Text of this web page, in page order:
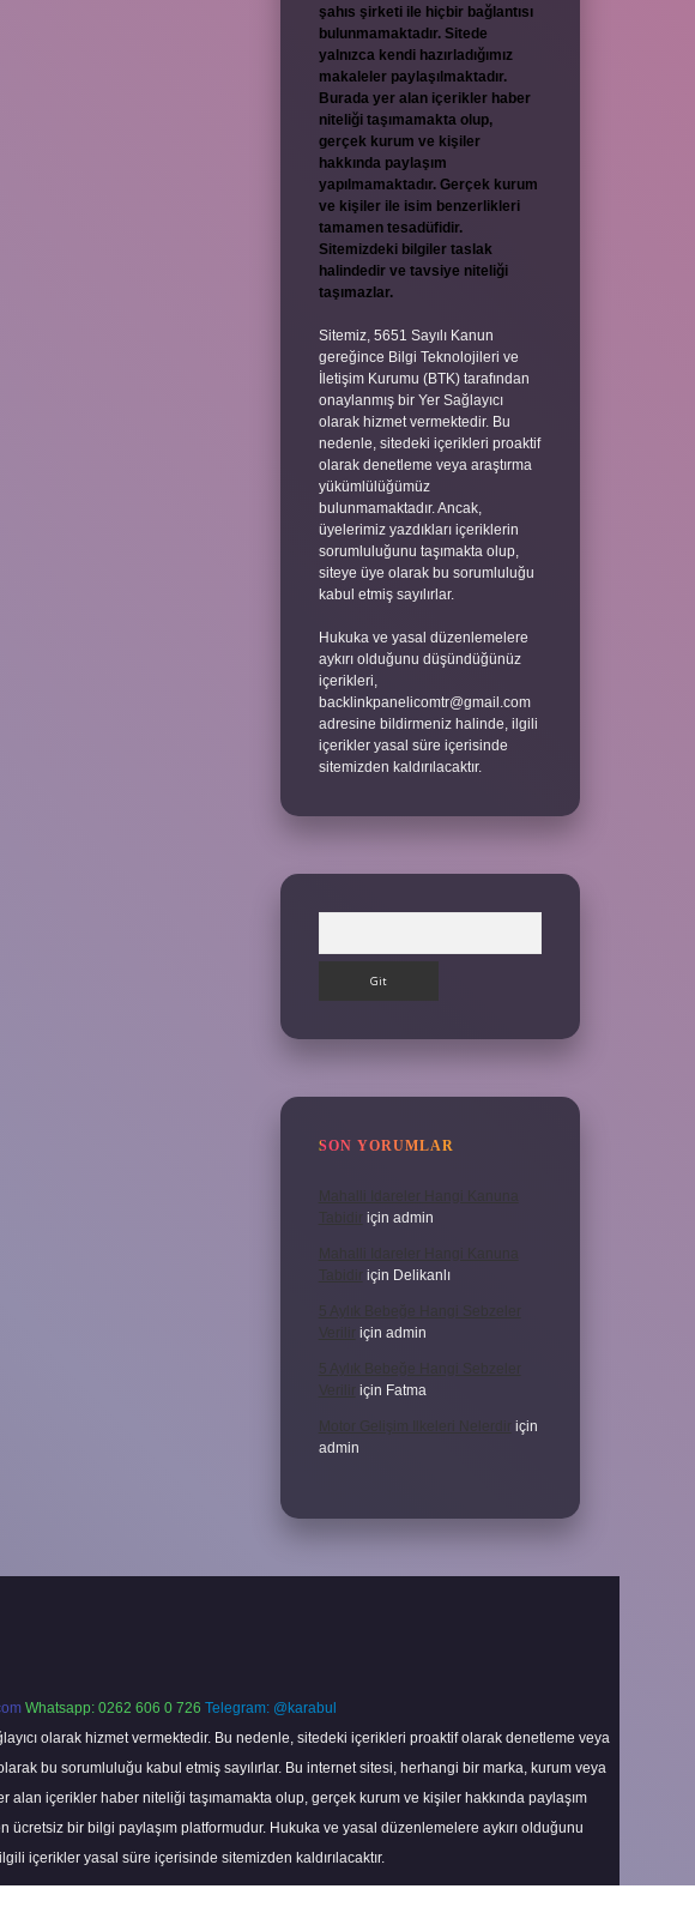
şahıs şirketi ile hiçbir bağlantısı
bulunmamaktadır. Sitede
yalnızca kendi hazırladığımız
makaleler paylaşılmaktadır.
Burada yer alan içerikler haber
niteliği taşımamakta olup,
gerçek kurum ve kişiler
hakkında paylaşım
yapılmamaktadır. Gerçek kurum
ve kişiler ile isim benzerlikleri
tamamen tesadüfidir.
Sitemizdeki bilgiler taslak
halindedir ve tavsiye niteliği
taşımazlar.
Sitemiz, 5651 Sayılı Kanun
gereğince Bilgi Teknolojileri ve
İletişim Kurumu (BTK) tarafından
onaylanmış bir Yer Sağlayıcı
olarak hizmet vermektedir. Bu
nedenle, sitedeki içerikleri proaktif
olarak denetleme veya araştırma
yükümlülüğümüz
bulunmamaktadır. Ancak,
üyelerimiz yazdıkları içeriklerin
sorumluluğunu taşımakta olup,
siteye üye olarak bu sorumluluğu
kabul etmiş sayılırlar.
Hukuka ve yasal düzenlemelere
aykırı olduğunu düşündüğünüz
içerikleri,
backlinkpanelicomtr@gmail.com
adresine bildirmeniz halinde, ilgili
içerikler yasal süre içerisinde
sitemizden kaldırılacaktır.
SON YORUMLAR
Mahalli Idareler Hangi Kanuna
Tabidir için admin
Mahalli Idareler Hangi Kanuna
Tabidir için Delikanlı
5 Aylık Bebeğe Hangi Sebzeler
Verilir için admin
5 Aylık Bebeğe Hangi Sebzeler
Verilir için Fatma
Motor Gelişim Ilkeleri Nelerdir için
admin
Whatsapp: 0262 606 0 726 Telegram: @karabul
olarak hizmet vermektedir. Bu nedenle, sitedeki içerikleri proaktif olarak denetleme veya
bu sorumluluğu kabul etmiş sayılırlar. Bu internet sitesi, herhangi bir marka, kurum veya
alan içerikler haber niteliği taşımamakta olup, gerçek kurum ve kişiler hakkında paylaşım
bir bilgi paylaşım platformudur. Hukuka ve yasal düzenlemelere aykırı olduğunu
içerikler yasal süre içerisinde sitemizden kaldırılacaktır.